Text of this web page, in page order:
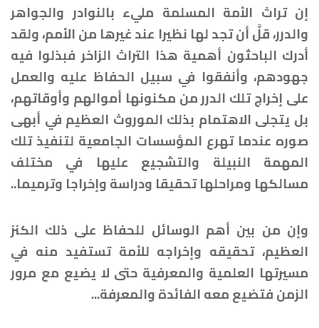
إن تراث الأمة المسلمة مليء بالنوادر والجواهر
والدرر، قلَّ أن تجد لها نظيرا عند غيرها من الأمم، ولقد
أدرك الباحثون أهمية هذا التراث الزاخر فبذلوا فيه
جهودهم، وأنفقوا في سبيل الحفاظ عليه والعمل
على إخراج تلك الدرر من مكنونها أموالهم وأوقاتهم،
بل يتجلى الاهتمام بذلك الموروث العظيم في أبهى
صوره عندما تهرع المؤسسات الجامعية لتنفيذ تلك
المهمة النبيلة والتشجيع عليها في مختلف
مسالكها ومراحلها تحقيقا ودراسة وإخراجا وترميما..
وإن من بين أهم الوسائل للحفاظ على ذلك الكنز
العظيم، تحقيقه وإخراجه للأمة تستفيد منه في
مسيرتها العلمية والمعرفية حتى لا يضيع مع مرور
الزمن فتضيع معه الفائدة والمعرفة...